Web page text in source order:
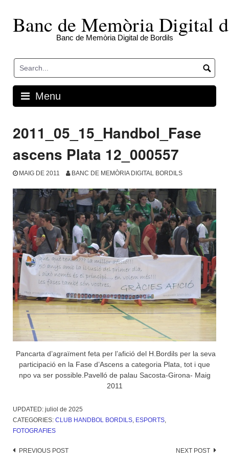
contentBanc de Memòria Digital
Banc de Memòria Digital de Bordils
Menu
2011_05_15_Handbol_Fase
ascens Plata 12_000557
MAIG DE 2011 BANC DE MEMÒRIA DIGITAL BORDILS
Pancarta d’agraïment feta per l’afició del H.Bordils per la seva
participació en la Fase d’Ascens a categoria Plata, tot i que
npo va ser possible.Pavelló de palau Sacosta-Girona- Maig
2011
UPDATED: juliol de 2025
CATEGORIES: CLUB HANDBOL BORDILS, ESPORTS,
FOTOGRAFIES
Post
PREVIOUS POST NEXT POST